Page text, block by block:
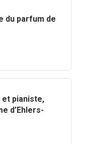
du parfum de
et pianiste,
d’Ehlers-